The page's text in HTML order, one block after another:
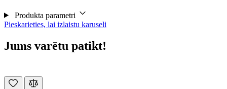
Produkta parametri
Pieskarieties, lai izlaistu karuseli
Jums varētu patikt!